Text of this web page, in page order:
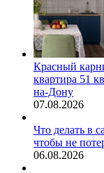
Красный
квартира 51
на-Дону
07.08.2026
Что делать в
чтобы не
06.08.2026